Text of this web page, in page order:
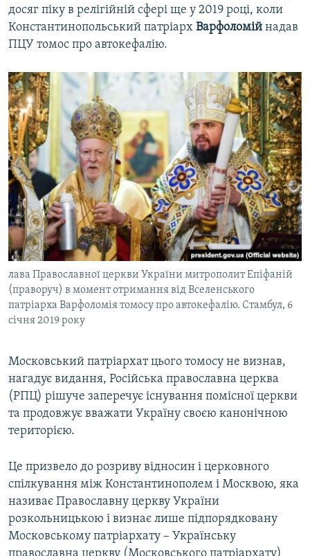
досяг піку в релігійній сфері ще у 2019 році, коли
Константинопольський патріарх Варфоломій надав
ПЦУ томос про автокефалію.
лава Православної церкви України митрополит Епіфаній
(праворуч) в момент отримання від Вселенського
патріарха Варфоломія томосу про автокефалію. Стамбул, 6
січня 2019 року
Московський патріархат цього томосу не визнав,
нагадує видання, Російська православна церква
(РПЦ) рішуче заперечує існування помісної церкви
та продовжує вважати Україну своєю канонічною
територією.
Це призвело до розриву відносин і церковного
спілкування між Константинополем і Москвою, яка
називає Православну церкву України
розкольницькою і визнає лише підпорядковану
Московському патріархату – Українську